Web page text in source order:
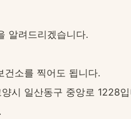
알려드리겠습니다.
건소를 찍어도 됩니다.
시 일산동구 중앙로 1228